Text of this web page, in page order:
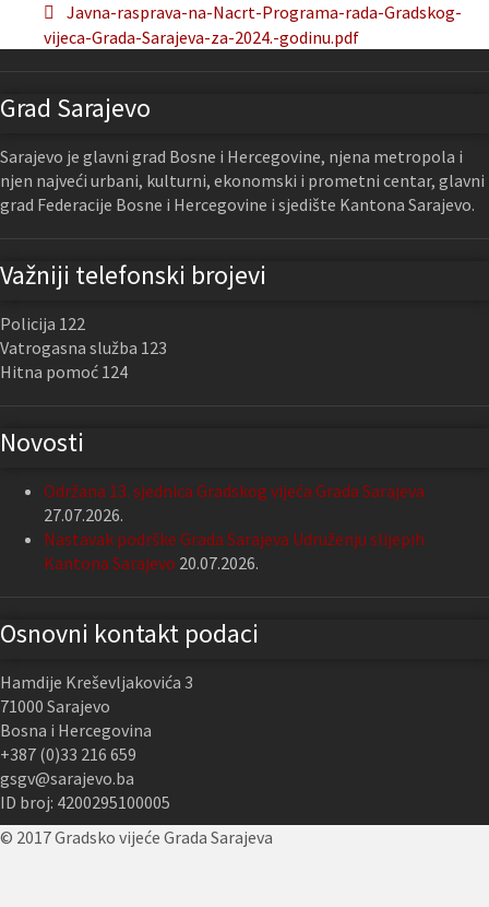
Javna-rasprava-na-Nacrt-Programa-rada-Gradskog-
vijeca-Grada-Sarajeva-za-2024.-godinu.pdf
Grad Sarajevo
Sarajevo je glavni grad Bosne i Hercegovine, njena metropola i
njen najveći urbani, kulturni, ekonomski i prometni centar, glavni
grad Federacije Bosne i Hercegovine i sjedište Kantona Sarajevo.
Važniji telefonski brojevi
Policija 122
Vatrogasna služba 123
Hitna pomoć 124
Novosti
Održana 13. sjednica Gradskog vijeća Grada Sarajeva
27.07.2026.
Nastavak podrške Grada Sarajeva Udruženju slijepih
Kantona Sarajevo 20.07.2026.
Osnovni kontakt podaci
Hamdije Kreševljakovića 3
71000 Sarajevo
Bosna i Hercegovina
+387 (0)33 216 659
gsgv@sarajevo.ba
ID broj: 4200295100005
© 2017 Gradsko vijeće Grada Sarajeva